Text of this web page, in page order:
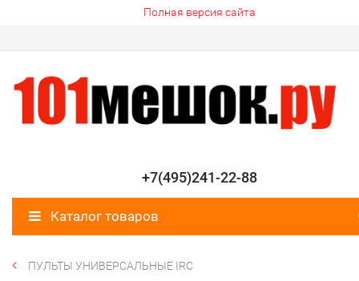
Полная версия сайта
+7(495)241-22-88
Каталог товаров
ПУЛЬТЫ УНИВЕРСАЛЬНЫЕ IRC